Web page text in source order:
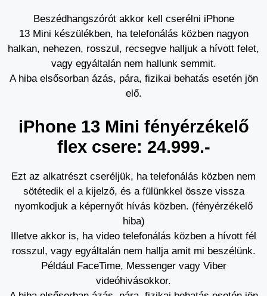
Beszédhangszórót akkor kell cserélni iPhone
13 Mini készülékben, ha telefonálás közben nagyon
halkan, nehezen, rosszul, recsegve halljuk a hívott felet,
vagy egyáltalán nem hallunk semmit.
A hiba elsősorban ázás, pára, fizikai behatás esetén jön
elő.
iPhone 13 Mini fényérzékelő
flex csere: 24.999.-
Ezt az alkatrészt cseréljük, ha telefonálás közben nem
sötétedik el a kijelző, és a fülünkkel össze vissza
nyomkodjuk a képernyőt hívás közben. (fényérzékelő
hiba)
Illetve akkor is, ha video telefonálás közben a hívott fél
rosszul, vagy egyáltalán nem hallja amit mi beszélünk.
Például FaceTime, Messenger vagy Viber
videóhivásokkor.